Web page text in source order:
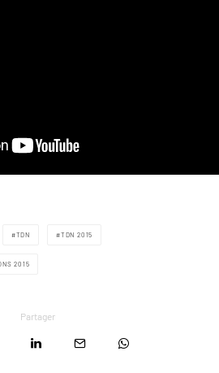
TDN TDN 2015
2015
Partager